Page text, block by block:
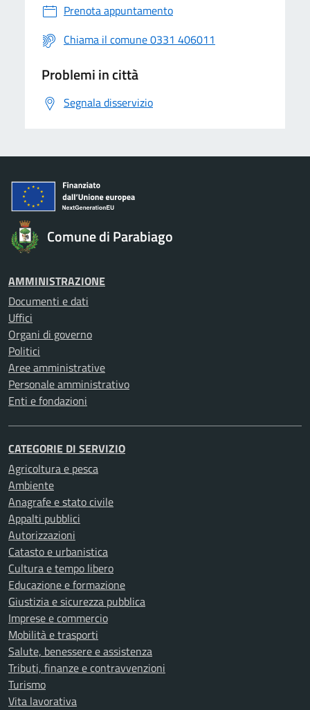
Prenota appuntamento
Chiama il comune 0331 406011
Problemi in città
Segnala disservizio
Comune di Parabiago
AMMINISTRAZIONE
Documenti e dati
Uffici
Organi di governo
Politici
Aree amministrative
Personale amministrativo
Enti e fondazioni
CATEGORIE DI SERVIZIO
Agricoltura e pesca
Ambiente
Anagrafe e stato civile
Appalti pubblici
Autorizzazioni
Catasto e urbanistica
Cultura e tempo libero
Educazione e formazione
Giustizia e sicurezza pubblica
Imprese e commercio
Mobilità e trasporti
Salute, benessere e assistenza
Tributi, finanze e contravvenzioni
Turismo
Vita lavorativa